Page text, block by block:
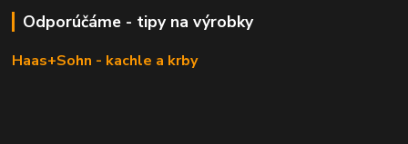
Odporúčáme - tipy na výrobky
Haas+Sohn - kachle a krby